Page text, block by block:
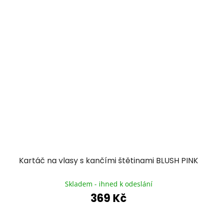
Kartáč na vlasy s kančími štětinami BLUSH PINK
hodnocení
produktu
je
Skladem - ihned k odeslání
369 Kč